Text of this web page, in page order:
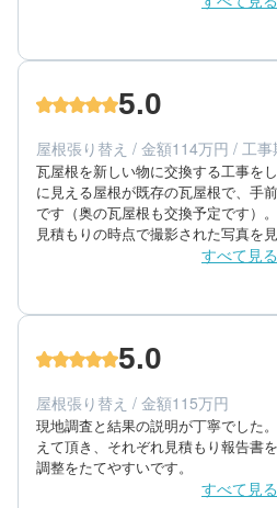
満足度 5
60代/男性/一戸建て
築年数：50年
5.0
屋根張り替え / 金額114万円 / 工事
瓦屋根を新しい物に交換する工事を
に見える屋根が既存の瓦屋根で、手
です（奥の瓦屋根も交換予定です）。
見積もりの時点で撮影された写真を
明がされました。そのうえで「現状
工までの流れ」「材料の説明」「工
えてくれました。こちらからの質問
た。
また施工前に近所へ挨拶へ行かれた
で、このタイミングで工事して良か
註：自分は高所作業車やゴンドラ作
すので屋根に上がり現認しましたが
がろうとすると職人さんなどに止め
などに怒ったりせず、理解して頂け
すべて見る
満足度 5
50代/男性/一戸建て
築年数：65年
5.0
屋根張り替え / 金額115万円
現地調査と結果の説明が丁寧でした
えて頂き、それぞれ見積もり報告書
調整をたてやすいです。
すべて見る